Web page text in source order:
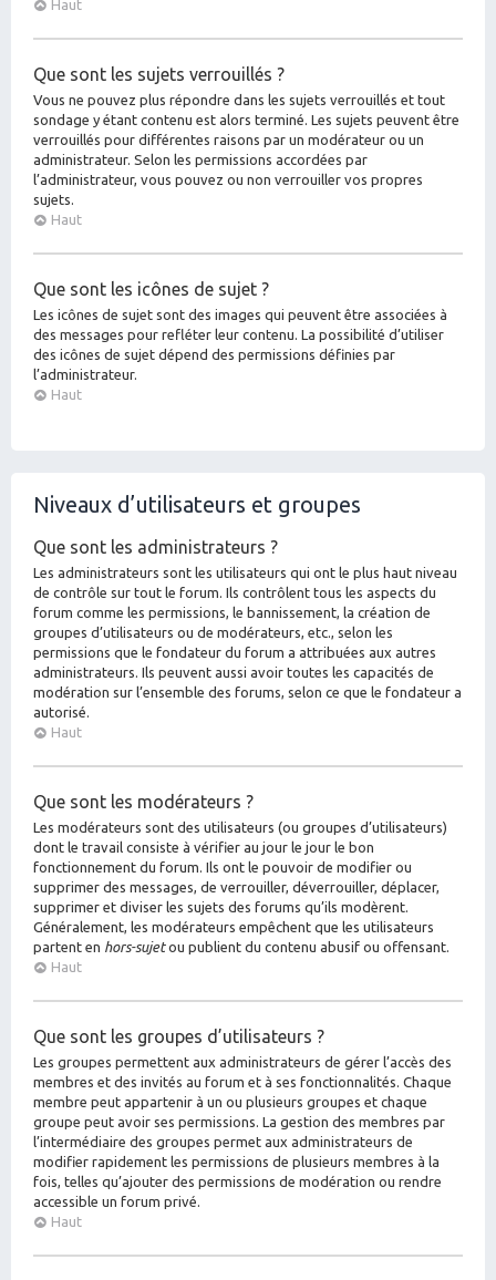
Haut
Que sont les sujets verrouillés ?
Vous ne pouvez plus répondre dans les sujets verrouillés et tout
sondage y étant contenu est alors terminé. Les sujets peuvent être
verrouillés pour différentes raisons par un modérateur ou un
administrateur. Selon les permissions accordées par
l’administrateur, vous pouvez ou non verrouiller vos propres
sujets.
Haut
Que sont les icônes de sujet ?
Les icônes de sujet sont des images qui peuvent être associées à
des messages pour refléter leur contenu. La possibilité d’utiliser
des icônes de sujet dépend des permissions définies par
l’administrateur.
Haut
Niveaux d’utilisateurs et groupes
Que sont les administrateurs ?
Les administrateurs sont les utilisateurs qui ont le plus haut niveau
de contrôle sur tout le forum. Ils contrôlent tous les aspects du
forum comme les permissions, le bannissement, la création de
groupes d’utilisateurs ou de modérateurs, etc., selon les
permissions que le fondateur du forum a attribuées aux autres
administrateurs. Ils peuvent aussi avoir toutes les capacités de
modération sur l’ensemble des forums, selon ce que le fondateur a
autorisé.
Haut
Que sont les modérateurs ?
Les modérateurs sont des utilisateurs (ou groupes d’utilisateurs)
dont le travail consiste à vérifier au jour le jour le bon
fonctionnement du forum. Ils ont le pouvoir de modifier ou
supprimer des messages, de verrouiller, déverrouiller, déplacer,
supprimer et diviser les sujets des forums qu’ils modèrent.
Généralement, les modérateurs empêchent que les utilisateurs
partent en hors-sujetou publient du contenu abusif ou offensant.
Haut
Que sont les groupes d’utilisateurs ?
Les groupes permettent aux administrateurs de gérer l’accès des
membres et des invités au forum et à ses fonctionnalités. Chaque
membre peut appartenir à un ou plusieurs groupes et chaque
groupe peut avoir ses permissions. La gestion des membres par
l’intermédiaire des groupes permet aux administrateurs de
modifier rapidement les permissions de plusieurs membres à la
fois, telles qu’ajouter des permissions de modération ou rendre
accessible un forum privé.
Haut